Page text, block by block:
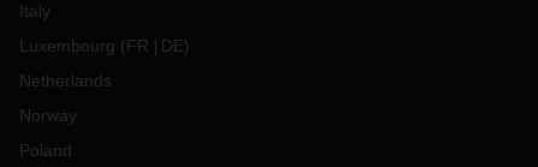
Italy
Luxembourg (FR DE)
Netherlands
Norway
Poland